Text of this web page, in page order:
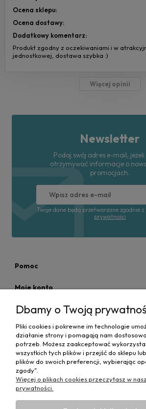
Ocena sklepu:
Ocena dostawy:
Dodatkowy komentarz:
Produkt zgodny z oczekiwaniami i w
jednostkowej, dostawa szybka :)
Więcej opinii
Newsletter
Podaj swój adres e-mail, jeżeli
otrzymywać informacje o
promocjach.
Twoje dane będą przetwarzane zgodnie z
prywatności
Pomoc
Moje konto
Płatności i dostawa
Informacje
O nas
Dbamy o Twoją
Pliki cookies i pokrewne im technologie
działanie strony i pomagają nam
potrzeb. Możesz zaakceptować
wszystkich tych plików i przejść do sklepu
plików do swoich preferencji, wybierając
zgody".
Więcej o plikach cookies przeczytasz w
prywatności.